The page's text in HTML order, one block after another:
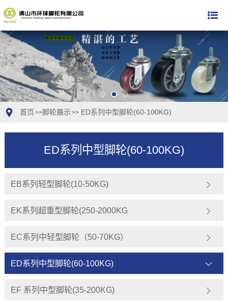
首页 >>脚轮展示 >>ED系列中型脚轮(60-100KG)
ED系列中型脚轮(60-100KG)
EB系列轻型脚轮(10-50KG)
EK系列超重型脚轮(250-2000KG
EC系列中轻型脚轮（50-70KG）
ED系列中型脚轮(60-100KG)
EF 系列中型脚轮(35-200KG)